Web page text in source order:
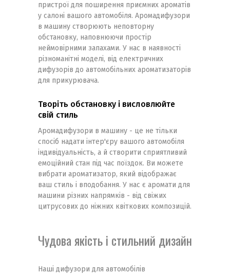
пристрої для поширення приємних ароматів
у салоні вашого автомобіля. Аромадифузори
в машину створюють неповторну
обстановку, наповнюючи простір
неймовірними запахами. У нас в наявності
різноманітні моделі, від електричних
дифузорів до автомобільних ароматизаторів
для прикурювача.
Творіть обстановку і висловлюйте
свій стиль
Аромадифузори в машину - це не тільки
спосіб надати інтер'єру вашого автомобіля
індивідуальність, а й створити сприятливий
емоційний стан під час поїздок. Ви можете
вибрати ароматизатор, який відображає
ваш стиль і вподобання. У нас є аромати для
машини різних напрямків - від свіжих
цитрусових до ніжних квіткових композицій.
Чудова якість і стильний дизайн
Наші дифузори для автомобілів